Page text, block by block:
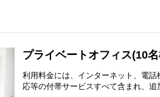
プライベートオフィス(10名
利用料金には、インターネット、電
応等の付帯サービスすべて含まれ、